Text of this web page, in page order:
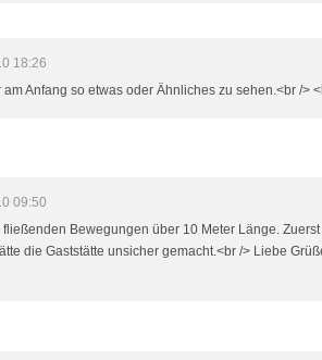
18:26
Anfang so etwas oder Ähnliches zu sehen.<br />
09:50
Bewegungen über 10 Meter Länge. Zuerst
die Gaststätte unsicher gemacht.<br /> Liebe